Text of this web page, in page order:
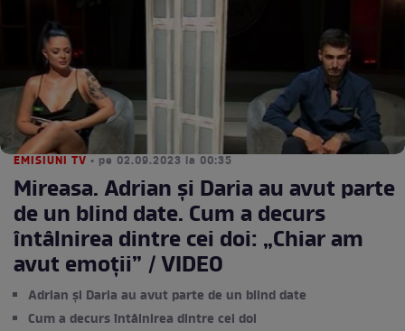
EMISIUNI TV • pe 02.09.2023 la 00:35
Mireasa. Adrian și Daria au avut parte
de un blind date. Cum a decurs
întâlnirea dintre cei doi: „Chiar am
avut emoții” / VIDEO
Adrian și Daria au avut parte de un blind date
Cum a decurs întâlnirea dintre cei doi